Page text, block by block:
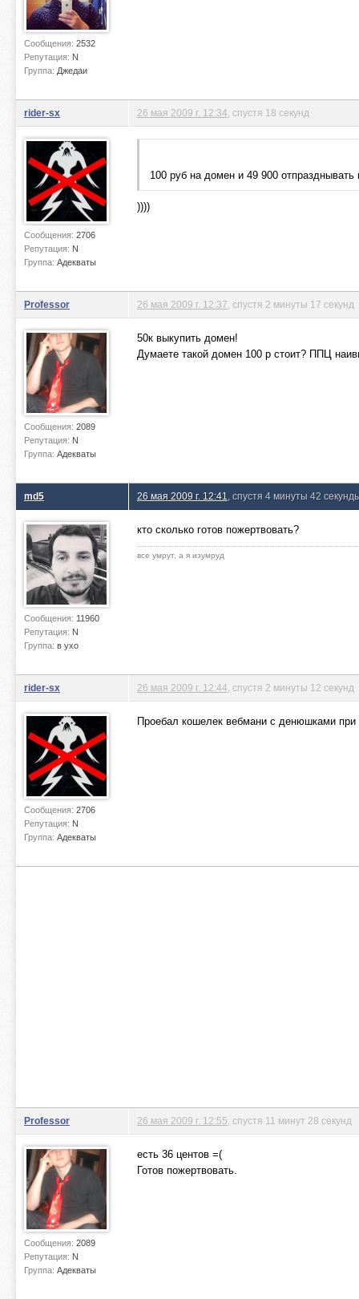
Сообщения: 2532
Репутация: N
Группа: Джедаи
rider-sx
Сообщения: 2706
Репутация: N
Группа: Адекваты
26 мая 2009 г. 12:34 , спустя 18 секунд
100 руб на домен и 49 900 отпразднывать
))))
Professor
Сообщения: 2089
Репутация: N
Группа: Адекваты
26 мая 2009 г. 12:37 , спустя 2 минуты 17 секунд
50к выкупить домен!
Думаете такой домен 100 р стоит? ППЦ
md5
Сообщения: 11960
Репутация: N
Группа: в ухо
26 мая 2009 г. 12:41 , спустя 4 минуты 42
кто сколько готов пожертвовать?
все умрут, а я изумруд
rider-sx
Сообщения: 2706
Репутация: N
Группа: Адекваты
26 мая 2009 г. 12:44 , спустя 2 минуты 12 секунд
Проебал кошелек вебмани с денюшками
Professor
Сообщения: 2089
Репутация: N
Группа: Адекваты
26 мая 2009 г. 12:55 , спустя 11 минут 28 секунд
есть 36 центов =(
Готов пожертвовать.